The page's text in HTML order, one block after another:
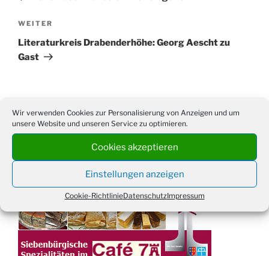
Wir verwenden Cookies zur Personalisierung von Anzeigen und um
unsere Website und unseren Service zu optimieren.
Cookies akzeptieren
Einstellungen anzeigen
Cookie-RichtlinieDatenschutzImpressum
Nächster
Beitrag
WEITER
Literaturkreis Drabenderhöhe: Georg Aescht zu
Gast
Suchen
nach: